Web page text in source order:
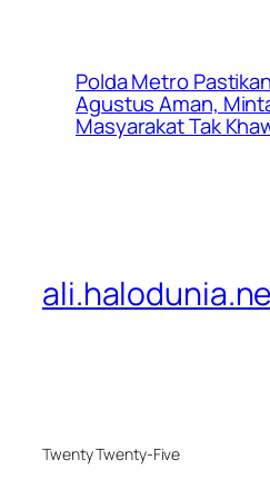
Polda Metro Pastikan
Agustus Aman,
Masyarakat Tak
Twenty Twenty-Five